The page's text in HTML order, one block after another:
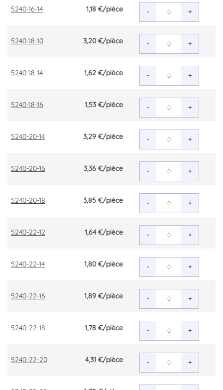
5240-16-14 1,18 €/pièce - +
5240-18-10 3,20 €/pièce - +
5240-18-14 1,62 €/pièce - +
5240-18-16 1,53 €/pièce - +
5240-20-14 3,29 €/pièce - +
5240-20-16 3,36 €/pièce - +
5240-20-18 3,85 €/pièce - +
5240-22-12 1,64 €/pièce - +
5240-22-14 1,80 €/pièce - +
5240-22-16 1,89 €/pièce - +
5240-22-18 1,78 €/pièce - +
5240-22-20 4,31 €/pièce - +